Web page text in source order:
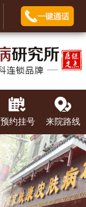
预约挂号 来院路线